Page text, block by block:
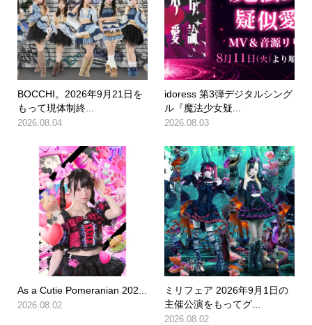
BOCCHI。2026年9月21日を
もって現体制終...
2026.08.04
idoress 第3弾デジタルシング
ル『魔法少女疑...
2026.08.03
As a Cutie Pomeranian 202...
2026.08.02
ミリフェア 2026年9月1日の
主催公演をもってグ...
2026.08.02